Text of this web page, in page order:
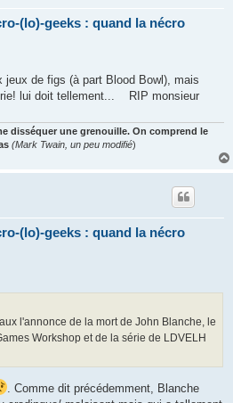
(lo)-geeks : quand la nécro
de figs (à part Blood Bowl), mais
lui doit tellement... RIP monsieur
disséquer une grenouille. On comprend le
(Mark Twain, un peu modifié)
(lo)-geeks : quand la nécro
l'annonce de la mort de John Blanche, le
Workshop et de la série de LDVELH
. Comme dit précédemment, Blanche